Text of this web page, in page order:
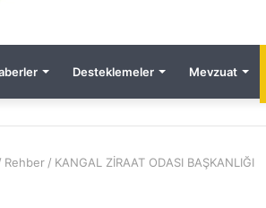
Desteklemeler Mevzuat
Rehber / KANGAL ZİRAAT ODASI BAŞKANLIĞI